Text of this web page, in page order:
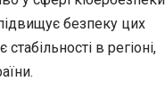
безпеку цих
в регіоні,